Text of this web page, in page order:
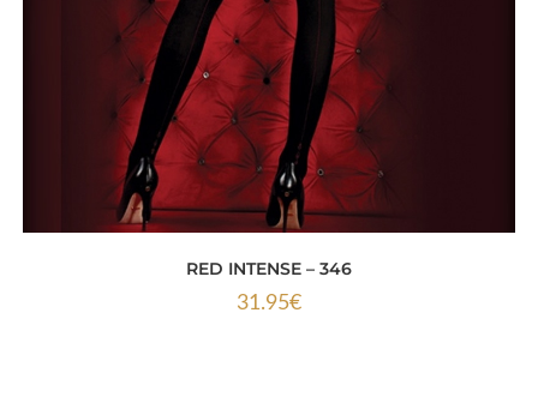
RED INTENSE – 346
31.95€